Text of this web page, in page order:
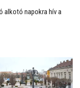
alkotó napokra hív a